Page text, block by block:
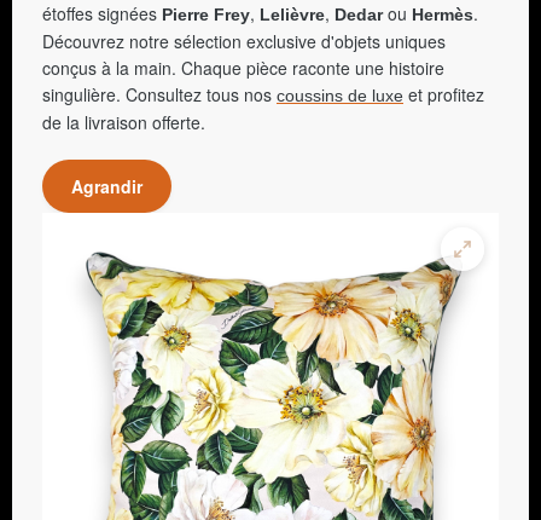
étoffes signées Pierre Frey, Lelièvre, Dedarou Hermès.
Découvrez notre sélection exclusive d'objets uniques
conçus à la main. Chaque pièce raconte une histoire
singulière. Consultez tous nos coussins de luxe et profitez
de la livraison offerte.
Agrandir